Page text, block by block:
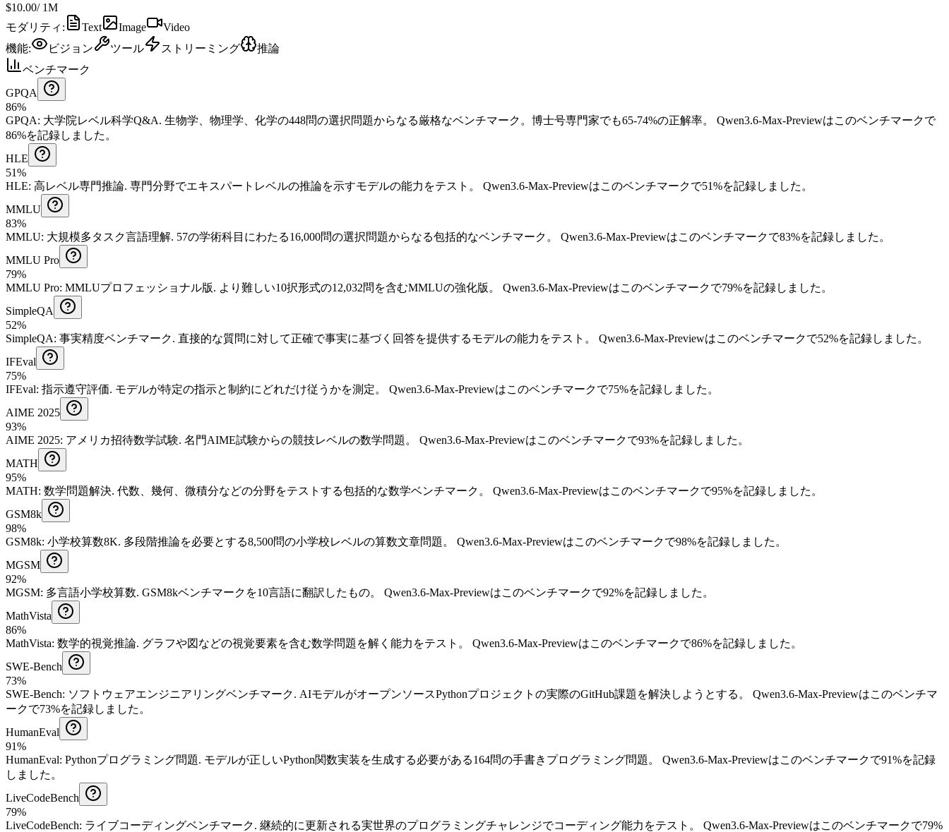
$10.00/ 1M
モダリティ : Text Image
Video
機能: ビジョン ツール ストリーミング
推論
ベンチマーク
GPQA
86%
GPQA: 大学院レベル科学Q&A. 生物学、物理学、化学の448問の選択問題からなる厳格なベンチマーク。博士号専門家でも65-74%の正解率。
Qwen3.6-Max-Previewはこのベンチマークで
86%を記録しました。
HLE
51%
HLE: 高レベル専門推論. 専門分野でエキスパートレベルの推論を示すモデルの能力をテスト。
Qwen3.6-Max-Previewはこのベンチマークで51%を記録しました。
MMLU
83%
MMLU: 大規模多タスク言語理解. 57の学術科目にわたる16,000問の選択問題からなる包括的なベンチマーク。
Qwen3.6-Max-Previewはこのベンチマークで83%を記録しました。
MMLU Pro
79%
MMLU Pro: MMLUプロフェッショナル版. より難しい10択形式の12,032問を含むMMLUの強化版。
Qwen3.6-Max-Previewはこのベンチマークで79%を記録しました。
SimpleQA
52%
SimpleQA: 事実精度ベンチマーク. 直接的な質問に対して正確で事実に基づく回答を提供するモデルの能力をテスト。
Qwen3.6-Max-Previewはこのベンチマークで52%を記録しました。
IFEval
75%
IFEval: 指示遵守評価. モデルが特定の指示と制約にどれだけ従うかを測定。
Qwen3.6-Max-Previewはこのベンチマークで75%を記録しました。
AIME 2025
93%
AIME 2025: アメリカ招待数学試験. 名門AIME試験からの競技レベルの数学問題。
Qwen3.6-Max-Previewはこのベンチマークで93%を記録しました。
MATH
95%
MATH: 数学問題解決. 代数、幾何、微積分などの分野をテストする包括的な数学ベンチマーク。
Qwen3.6-Max-Previewはこのベンチマークで95%を記録しました。
GSM8k
98%
GSM8k: 小学校算数8K. 多段階推論を必要とする8,500問の小学校レベルの算数文章問題。
Qwen3.6-Max-Previewはこのベンチマークで98%を記録しました。
MGSM
92%
MGSM: 多言語小学校算数. GSM8kベンチマークを10言語に翻訳したもの。
Qwen3.6-Max-Previewはこのベンチマークで92%を記録しました。
MathVista
86%
MathVista: 数学的視覚推論. グラフや図などの視覚要素を含む数学問題を解く能力をテスト。
Qwen3.6-Max-Previewはこのベンチマークで86%を記録しました。
SWE-Bench
73%
SWE-Bench: ソフトウェアエンジニアリングベンチマーク. AIモデルがオープンソースPythonプロジェクトの実際のGitHub課題を解決しようとする。
Qwen3.6-Max-Previewはこのベンチマ
ークで73%を記録しました。
HumanEval
91%
HumanEval: Pythonプログラミング問題. モデルが正しいPython関数実装を生成する必要がある164問の手書きプログラミング問題。
Qwen3.6-Max-Previewはこのベンチマークで91%を記録
しました。
LiveCodeBench
79%
LiveCodeBench: ライブコーディングベンチマーク. 継続的に更新される実世界のプログラミングチャレンジでコーディング能力をテスト。
Qwen3.6-Max-Previewはこのベンチマークで79%